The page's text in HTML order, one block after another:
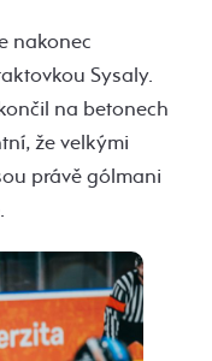
nakonec
Sysaly.
na betonech
že velkými
právě gólmani